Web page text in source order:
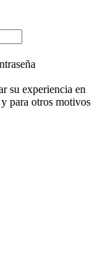
su experiencia en
para otros motivos